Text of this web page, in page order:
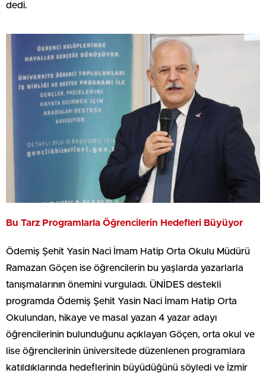
dedi.
Bu Tarz Programlarla Öğrencilerin Hedefleri Büyüyor
Ödemiş Şehit Yasin Naci İmam Hatip Orta Okulu Müdürü
Ramazan Göçen ise öğrencilerin bu yaşlarda yazarlarla
tanışmalarının önemini vurguladı. ÜNİDES destekli
programda Ödemiş Şehit Yasin Naci İmam Hatip Orta
Okulundan, hikaye ve masal yazan 4 yazar adayı
öğrencilerinin bulunduğunu açıklayan Göçen, orta okul ve
lise öğrencilerinin üniversitede düzenlenen programlara
katıldıklarında hedeflerinin büyüdüğünü söyledi ve İzmir